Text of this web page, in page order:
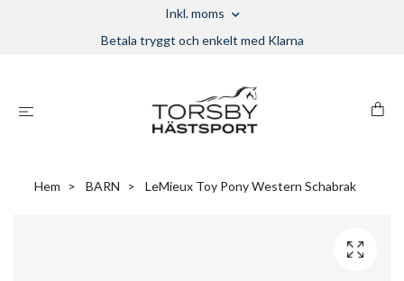
Inkl. moms
Betala tryggt och enkelt med Klarna
Hem BARN LeMieux Toy Pony Western Schabrak